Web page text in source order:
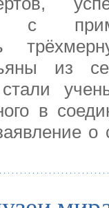
с
из
стали
в